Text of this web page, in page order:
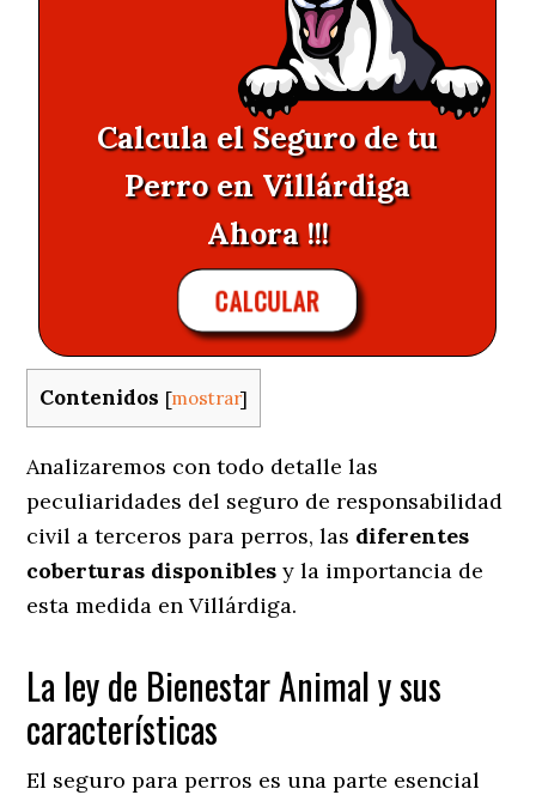
Calcula el Seguro de tu
Perro en Villárdiga
Ahora !!!
CALCULAR
Contenidos [mostrar]
Analizaremos con todo detalle las
peculiaridades del seguro de responsabilidad
civil a terceros para perros, las diferentes
coberturas disponibles y la importancia de
esta medida en Villárdiga.
La ley de Bienestar Animal y sus
características
El seguro para perros es una parte esencial